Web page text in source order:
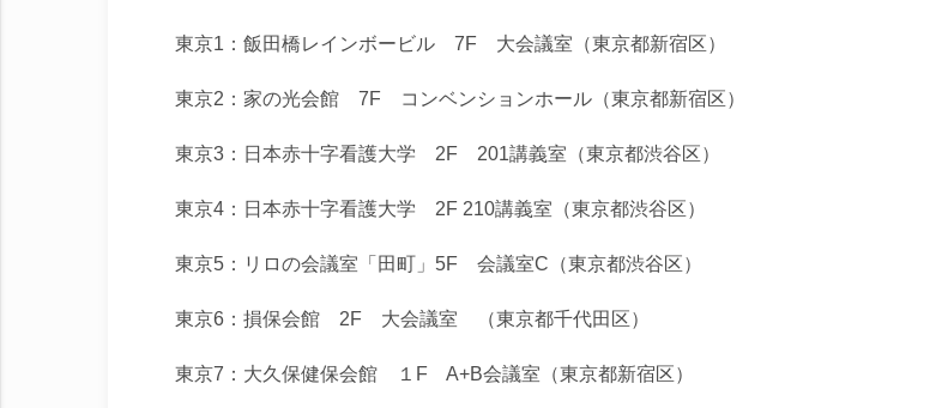
東京1：飯田橋レインボービル 7F 大会議室（東京都新宿区）
東京2：家の光会館 7F コンベンションホール（東京都新宿区）
東京3：日本赤十字看護大学 2F 201講義室（東京都渋谷区）
東京4：日本赤十字看護大学 2F 210講義室（東京都渋谷区）
東京5：リロの会議室「田町」5F 会議室C（東京都渋谷区）
東京6：損保会館 2F 大会議室 （東京都千代田区）
東京7：大久保健保会館 １F A+B会議室（東京都新宿区）